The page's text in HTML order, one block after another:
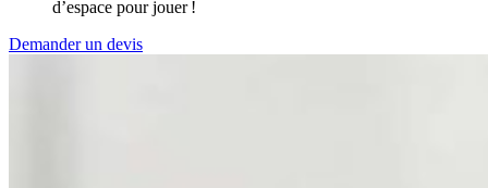
d’espace pour jouer !
Demander un devis